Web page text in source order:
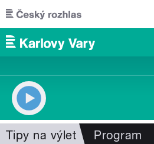
Přejít k hlavnímu obsahu
Tipy na výlet Program